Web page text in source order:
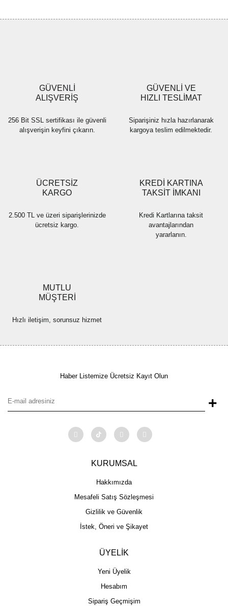
Ürün fiyatı diğer sitelerden daha pahalı.
Bu ürüne benzer farklı alternatifler olmalı.
GÜVENLİ
ALIŞVERİŞ
256 Bit SSL sertifikası ile güvenli
alışverişin keyfini çıkarın.
GÜVENLİ VE
HIZLI TESLİMAT
Siparişiniz hızla hazırlanarak
kargoya teslim edilmektedir.
ÜCRETSİZ
KARGO
2.500 TL ve üzeri siparişlerinizde
ücretsiz kargo.
KREDİ KARTINA
TAKSİT İMKANI
Kredi Kartlarına taksit
avantajlarından
yararlanın.
MUTLU
MÜŞTERİ
Hızlı iletişim, sorunsuz hizmet
Haber Listemize Ücretsiz Kayıt Olun
+
KURUMSAL
Hakkımızda
Mesafeli Satış Sözleşmesi
Gizlilik ve Güvenlik
İstek, Öneri ve Şikayet
ÜYELİK
Yeni Üyelik
Hesabım
Sipariş Geçmişim